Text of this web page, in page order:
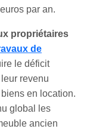
par an.
propriétaires
de
le déficit
revenu
en location.
global les
ancien